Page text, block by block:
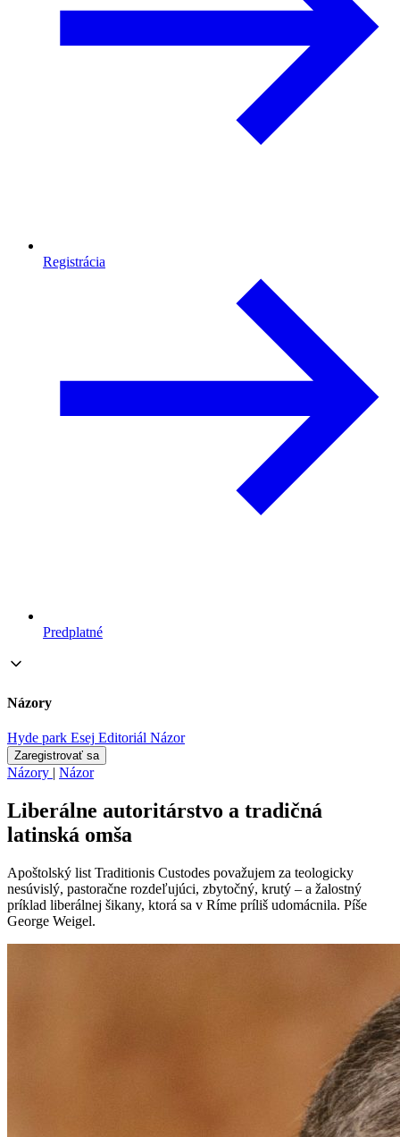
Registrácia
Predplatné
Názory
Hyde park Esej Editoriál Názor
Zaregistrovať sa
Názory | Názor
Liberálne autoritárstvo a tradičná
latinská omša
Apoštolský list Traditionis Custodes považujem za teologicky
nesúvislý, pastoračne rozdeľujúci, zbytočný, krutý – a žalostný
príklad liberálnej šikany, ktorá sa v Ríme príliš udomácnila. Píše
George Weigel.